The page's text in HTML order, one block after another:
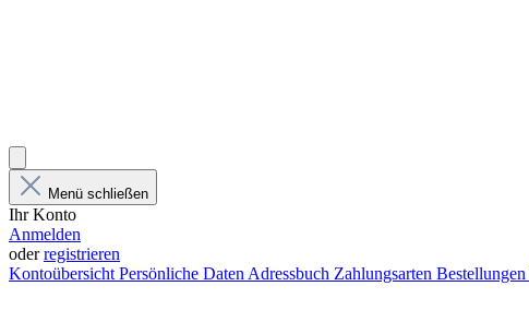
Menü schließen
Ihr Konto
Anmelden
oderregistrieren
KontoübersichtPersönliche DatenAdressbuch Zahlungsarten Bestellungen